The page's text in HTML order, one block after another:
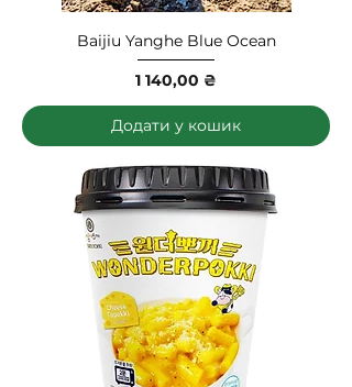
Baijiu Yanghe Blue Ocean
Ціна
1 140,00 ₴
Додати у кошик